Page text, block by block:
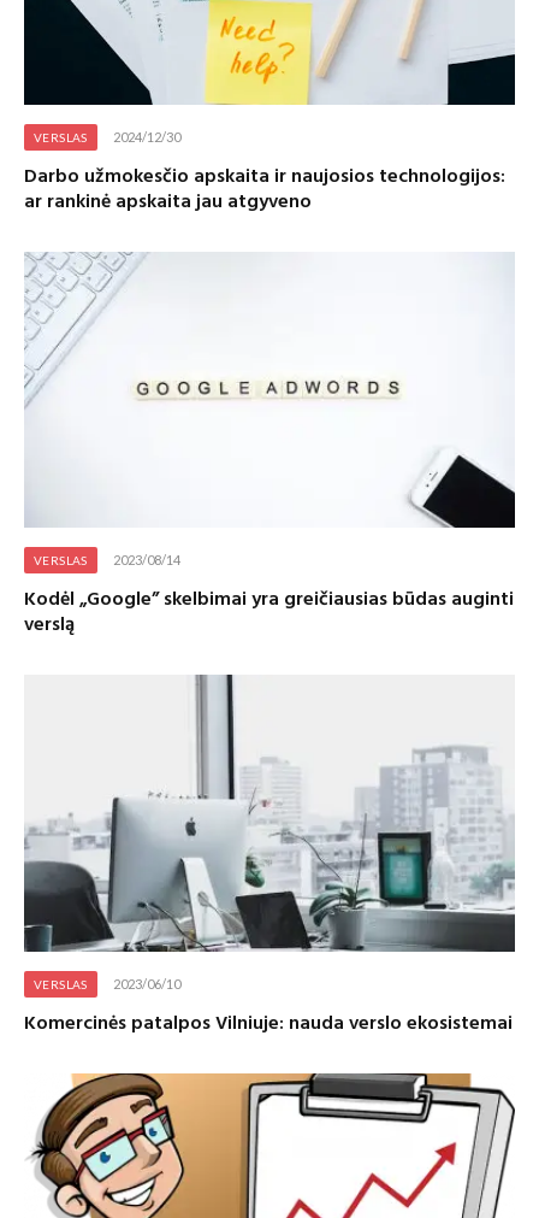
VERSLAS 2024/12/30
Darbo užmokesčio apskaita ir naujosios technologijos:
ar rankinė apskaita jau atgyveno
VERSLAS 2023/08/14
Kodėl „Google” skelbimai yra greičiausias būdas auginti
verslą
VERSLAS 2023/06/10
Komercinės patalpos Vilniuje: nauda verslo ekosistemai